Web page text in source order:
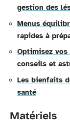
gestion des
Menus
rapides à
Optimisez vos
conseils et
Les bienfaits
santé
Matériels